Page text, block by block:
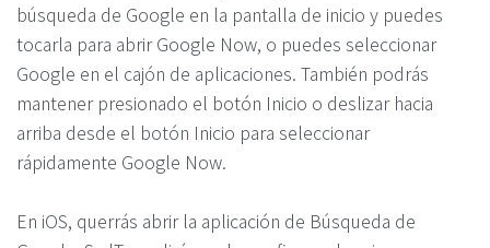
búsqueda de Google en la pantalla de inicio y puedes
tocarla para abrir Google Now, o puedes seleccionar
Google en el cajón de aplicaciones. También podrás
mantener presionado el botón Inicio o deslizar hacia
arriba desde el botón Inicio para seleccionar
rápidamente Google Now.
En iOS, querrás abrir la aplicación de Búsqueda de